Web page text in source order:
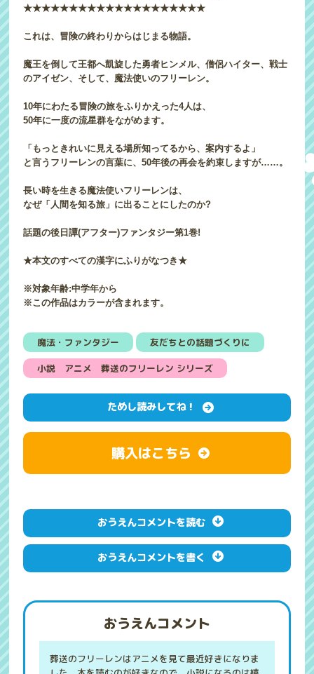
★★★★★★★★★★★★★★★★★★★★
これは、冒険の終わりからはじまる物語。
魔王を倒して王都へ凱旋した勇者ヒンメル、僧侶ハイター、戦士
のアイゼン、そして、魔法使いのフリーレン。
10年にわたる冒険の旅をふりかえった4人は、
50年に一度の流星群をながめます。
「もっときれいに見える場所知ってるから、案内するよ」
と言うフリーレンの言葉に、50年後の再会を約束しますが……。
長い時を生きる魔法使いフリーレンは、
なぜ「人間を知る旅」に出ることにしたのか?
話題の後日譚(アフター)ファンタジー第1巻!
★本文のすべての漢字にふりがなつき★
※対象年齢:中学年から
※この作品はカラーが含まれます。
魔法・ファンタジー 友だちとの話題づくりに
小説 アニメ 葬送のフリーレン シリーズ
ためし読みしてね！
購入はこちら
おうえんコメントを読む
おうえんコメントを書く
おうえんコメント
葬送のフリーレンはアニメを見て最近好きになりま